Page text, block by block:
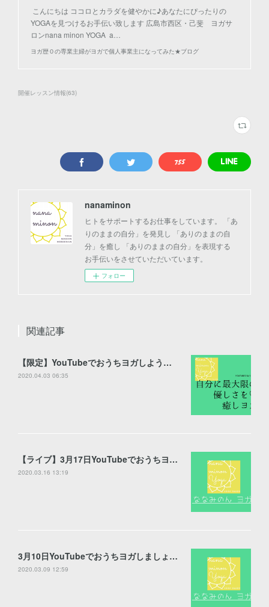
こんにちは ココロとカラダを健やかに♪あなたにぴったりの
YOGAを見つけるお手伝い致します 広島市西区・己斐 ヨガサ
ロンnana minon YOGA a…
ヨガ歴０の専業主婦がヨガで個人事業主になってみた★ブログ
開催レッスン情報(63)
nanaminon
ヒトをサポートするお仕事をしています。 「あ
りのままの自分」を発見し 「ありのままの自
分」を癒し 「ありのままの自分」を表現する
お手伝いをさせていただいています。
フォロー
関連記事
【限定】YouTubeでおうちヨガしよう【公開】
2020.04.03 06:35
【ライブ】3月17日YouTubeでおうちヨガしましょう♪【配信】
2020.03.16 13:19
3月10日YouTubeでおうちヨガしましょう♪
2020.03.09 12:59